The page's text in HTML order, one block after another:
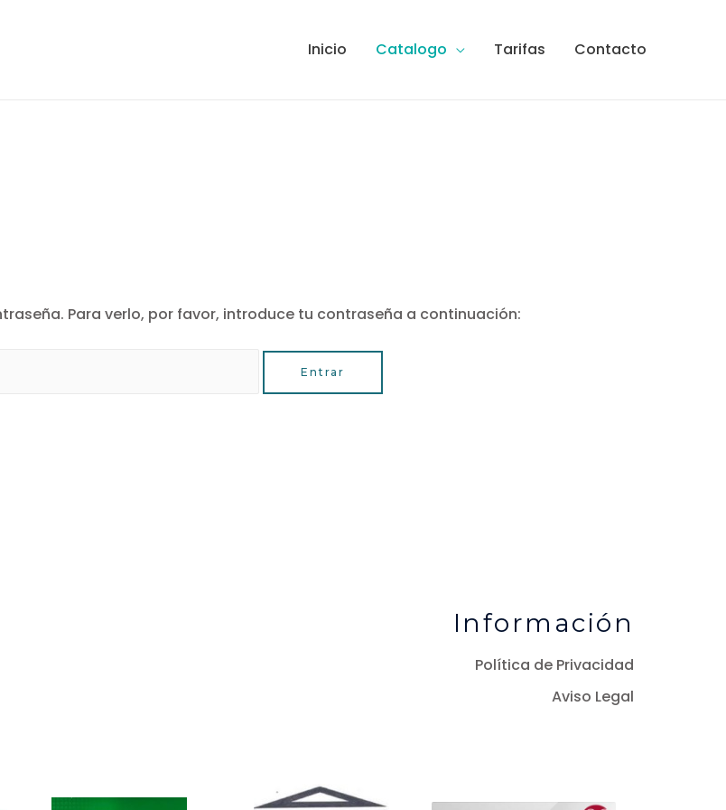
Inicio Catalogo Tarifas Contacto
Para verlo, por favor, introduce tu contraseña a continuación:
Información
Política de Privacidad
Aviso Legal